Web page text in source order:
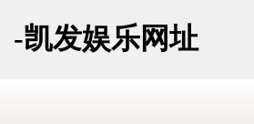
-凯发娱乐网址